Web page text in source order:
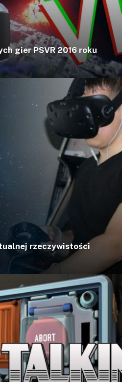
gier PSVR 2016 roku
rzeczywistości